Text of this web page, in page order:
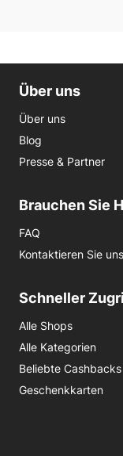
Über uns
Über uns
Blog
Presse & Partner
Brauchen Sie
FAQ
Kontaktieren Sie uns
Schneller
Alle Shops
Alle Kategorien
Beliebte Cashbacks
Geschenkkarten